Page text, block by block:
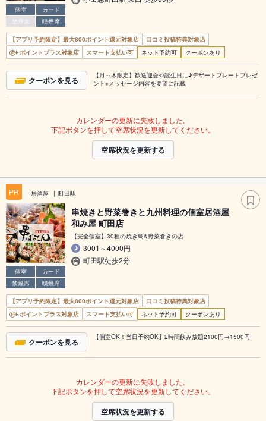
個室
カード
禁煙席
喫煙席
【アプリ予約限定】最大800ポイント還元対象店
口コミ投稿特典対象店
ポイントプラス対象店
スマート支払い可 ネット予約可 クーポンあり
クーポンを見る
【月～木限定】歓送迎会や誕生日に♪デザートプレートプレゼ
ント※メッセージ内容を要望に記載
カレンダーの更新に失敗しました。
下記ボタンを押して空席状況を更新してください。
空席状況を更新する
PR 居酒屋 町田駅
個室
カード
禁煙席
喫煙席
串焼きと野菜巻きと九州料理の個室居酒屋
和み屋 町田店
【完全個室】30種の焼き鳥&野菜巻きの店
3001～4000円
町田駅徒歩2分
【アプリ予約限定】最大800ポイント還元対象店
口コミ投稿特典対象店
ポイントプラス対象店
スマート支払い可 ネット予約可 クーポンあり
クーポンを見る 【個室OK！当日予約OK】2時間飲み放題2100円→1500円
カレンダーの更新に失敗しました。
下記ボタンを押して空席状況を更新してください。
空席状況を更新する